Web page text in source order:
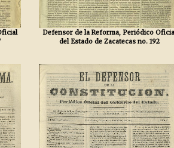
Defensor de la Reforma, Periódico
del Estado de Zacatecas no. 192